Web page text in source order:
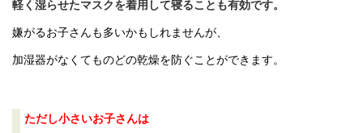
軽く湿らせたマスクを着用して寝ることも有効です。
嫌がるお子さんも多いかもしれませんが、
加湿器がなくてものどの乾燥を防ぐことができます。
ただし小さいお子さんは